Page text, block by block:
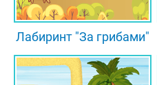
Лабиринт "За грибами"